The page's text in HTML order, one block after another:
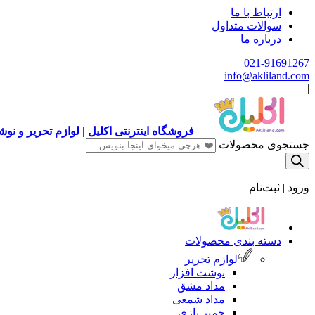
ارتباط با ما
سوالات متداول
درباره ما
021-91691267
info@akliland.com
|
فروشگاه اینترنتی اکلیل | لوازم تحریر و
جستجوی محصولات
ورود | ثبت‌نام
دسته بندی محصولات
لوازم تحریر
نوشت افزار
مداد مشق
مداد شمعی
خمیر بازی